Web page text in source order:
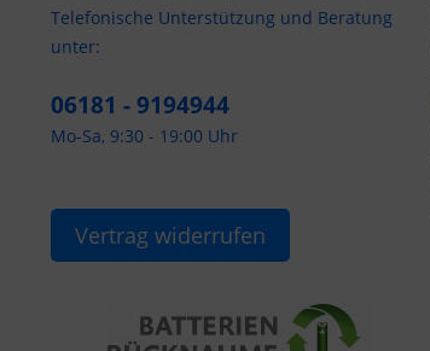
Telefonische Unterstützung und Beratung
unter:
06181 - 9194944
Mo-Sa, 9:30 - 19:00 Uhr
Vertrag widerrufen